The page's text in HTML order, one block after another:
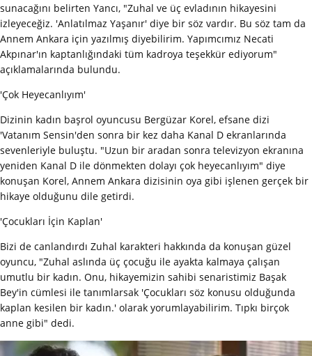
sunacağını belirten Yancı, "Zuhal ve üç evladının hikayesini
izleyeceğiz. 'Anlatılmaz Yaşanır' diye bir söz vardır. Bu söz tam da
Annem Ankara için yazılmış diyebilirim. Yapımcımız Necati
Akpınar'ın kaptanlığındaki tüm kadroya teşekkür ediyorum"
açıklamalarında bulundu.
'Çok Heyecanlıyım'
Dizinin kadın başrol oyuncusu Bergüzar Korel, efsane dizi
'Vatanım Sensin'den sonra bir kez daha Kanal D ekranlarında
sevenleriyle buluştu. "Uzun bir aradan sonra televizyon ekranına
yeniden Kanal D ile dönmekten dolayı çok heyecanlıyım" diye
konuşan Korel, Annem Ankara dizisinin oya gibi işlenen gerçek bir
hikaye olduğunu dile getirdi.
'Çocukları İçin Kaplan'
Bizi de canlandırdı Zuhal karakteri hakkında da konuşan güzel
oyuncu, "Zuhal aslında üç çocuğu ile ayakta kalmaya çalışan
umutlu bir kadın. Onu, hikayemizin sahibi senaristimiz Başak
Bey'in cümlesi ile tanımlarsak 'Çocukları söz konusu olduğunda
kaplan kesilen bir kadın.' olarak yorumlayabilirim. Tıpkı birçok
anne gibi" dedi.